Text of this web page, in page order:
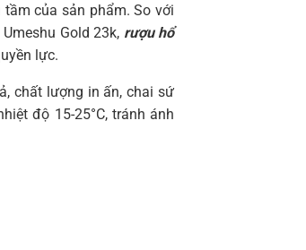
của sản phẩm. So với
Gold 23k, rượu hổ
lực.
chất lượng in ấn, chai sứ
độ 15-25°C, tránh ánh